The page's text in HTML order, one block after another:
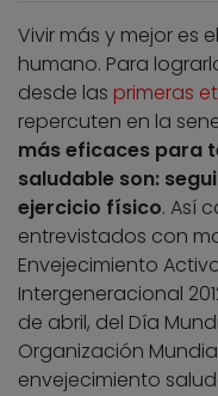
Vivir más y mejor es
humano. Para
desde las primeras
repercuten en la
más eficaces para
saludable son:
ejercicio físico. Así
entrevistados con
Envejecimiento
Intergeneracional
de abril, del Día
Organización
envejecimiento